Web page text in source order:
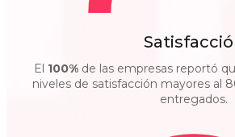
El 100% de las empresas reportó
niveles de satisfacción mayores al
entregados.